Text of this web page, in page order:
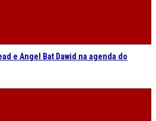
e Angel Bat Dawid na agenda do